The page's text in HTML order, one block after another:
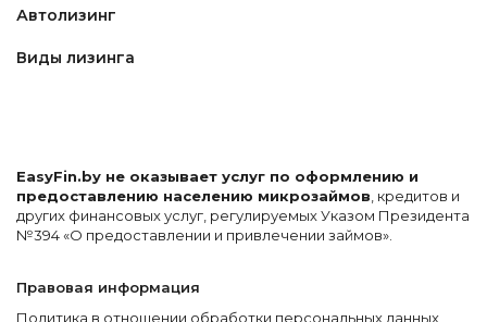
Автолизинг
Виды лизинга
EasyFin.by не оказывает услуг по оформлению и
предоставлению населению микрозаймов , кредитов и
других финансовых услуг, регулируемых Указом Президента
№394 «О предоставлении и привлечении займов».
Правовая информация
Политика в отношении обработки персональных данных